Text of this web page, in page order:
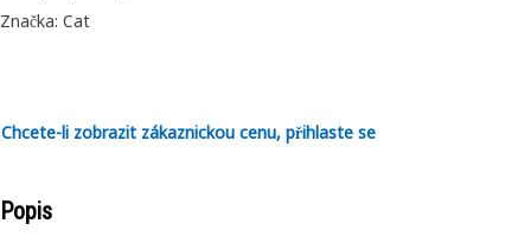
Značka: Cat
Chcete-li zobrazit zákaznickou cenu, přihlaste se
Popis